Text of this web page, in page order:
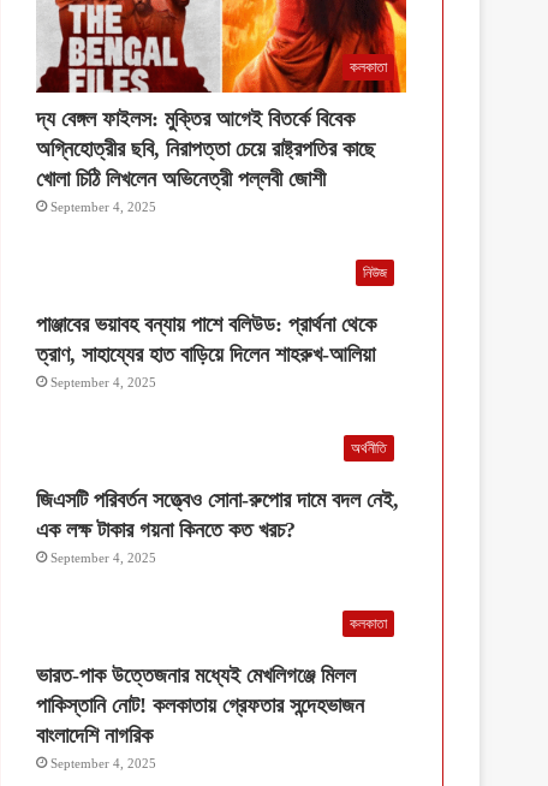
কলকাতা
দ্য বেঙ্গল ফাইলস: মুক্তির আগেই বিতর্কে বিবেক
অগ্নিহোত্রীর ছবি, নিরাপত্তা চেয়ে রাষ্ট্রপতির কাছে
খোলা চিঠি লিখলেন অভিনেত্রী পল্লবী জোশী
September 4, 2025
নিউজ
পাঞ্জাবের ভয়াবহ বন্যায় পাশে বলিউড: প্রার্থনা থেকে
ত্রাণ, সাহায্যের হাত বাড়িয়ে দিলেন শাহরুখ-আলিয়া
September 4, 2025
অর্থনীতি
জিএসটি পরিবর্তন সত্ত্বেও সোনা-রুপোর দামে বদল নেই,
এক লক্ষ টাকার গয়না কিনতে কত খরচ?
September 4, 2025
কলকাতা
ভারত-পাক উত্তেজনার মধ্যেই মেখলিগঞ্জে মিলল
পাকিস্তানি নোট! কলকাতায় গ্রেফতার সন্দেহভাজন
বাংলাদেশি নাগরিক
September 4, 2025